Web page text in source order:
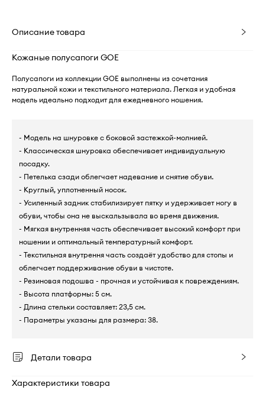
Описание товара
Кожаные полусапоги GOE
Полусапоги из коллекции GOE выполнены из сочетания
натуральной кожи и текстильного материала. Легкая и удобная
модель идеально подходит для ежедневного ношения.
- Модель на шнуровке с боковой застежкой-молнией.
- Классическая шнуровка обеспечивает индивидуальную
посадку.
- Петелька сзади облегчает надевание и снятие обуви.
- Круглый, уплотненный носок.
- Усиленный задник стабилизирует пятку и удерживает ногу в
обуви, чтобы она не выскальзывала во время движения.
- Мягкая внутренняя часть обеспечивает высокий комфорт при
ношении и оптимальный температурный комфорт.
- Текстильная внутрення часть создаёт удобство для стопы и
облегчает поддерживание обуви в чистоте.
- Резиновая подошва - прочная и устойчивая к повреждениям.
- Высота платформы: 5 см.
- Длина стельки составляет: 23,5 см.
- Параметры указаны для размера: 38.
Детали товара
Характеристики товара